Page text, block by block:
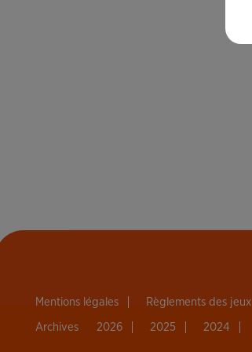
Mentions légales Règlements des jeux
Archives 2026 2025 2024